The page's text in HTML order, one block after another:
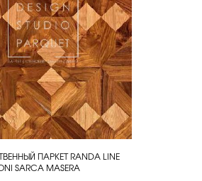
ПАРКЕТ RANDA LINE
SARCA MASERA